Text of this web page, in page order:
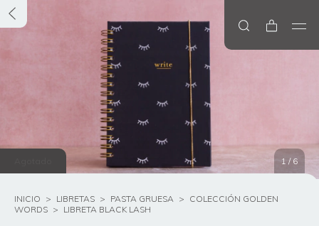
1 / 6
INICIO > LIBRETAS > PASTA GRUESA > COLECCIÓN GOLDEN
WORDS > LIBRETA BLACK LASH